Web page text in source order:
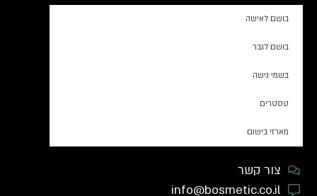
בושם לאישה
בושם לגבר
בשמי נישה
טסטרים
מארזי בישום
צור קשר
info@bosmetic.co.il